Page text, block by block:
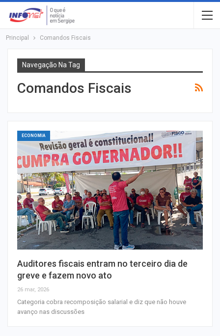
Principal Comandos Fiscais
Navegação Na Tag
Comandos Fiscais
ECONOMIA
Auditores fiscais entram no terceiro dia de
greve e fazem novo ato
26 mar, 2026
Categoria cobra recomposição salarial e diz que não houve
avanço nas discussões